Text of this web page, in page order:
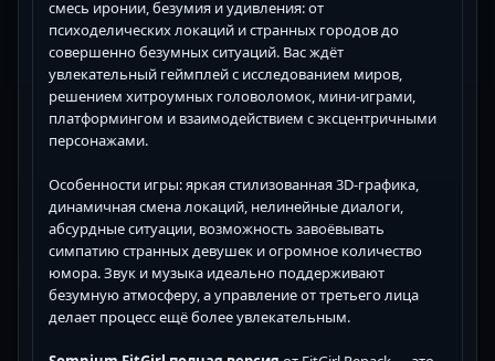
смесь иронии, безумия и удивления: от
психоделических локаций и странных городов до
совершенно безумных ситуаций. Вас ждёт
увлекательный геймплей с исследованием миров,
решением хитроумных головоломок, мини-играми,
платформингом и взаимодействием с эксцентричными
персонажами.
Особенности игры: яркая стилизованная 3D-графика,
динамичная смена локаций, нелинейные диалоги,
абсурдные ситуации, возможность завоёвывать
симпатию странных девушек и огромное количество
юмора. Звук и музыка идеально поддерживают
безумную атмосферу, а управление от третьего лица
делает процесс ещё более увлекательным.